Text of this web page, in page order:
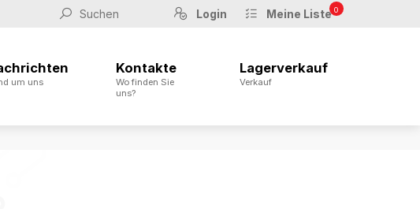
Login Meine Liste 0
um uns
Kontakte
Wo finden Sie
uns?
Lagerverkauf
Verkauf